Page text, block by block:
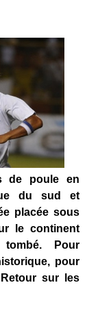
de poule en
du sud et
placée sous
le continent
Pour
pour
sur les